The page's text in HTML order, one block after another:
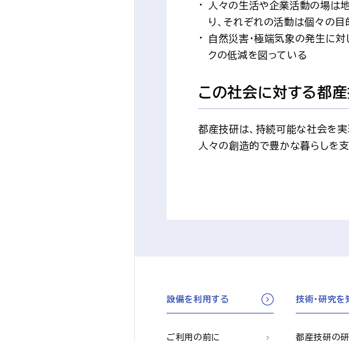
人々の生活や企業活動の場は
り、それぞれの活動は個々の
自然災害・極端気象の発生に対
クの低減を図っている
この社会に対する都
都産技研は、持続可能な社会を
人々の創造的で豊かな暮らしを支
設備を利用する
ご利用の前に
技術・研究を
都産技研の